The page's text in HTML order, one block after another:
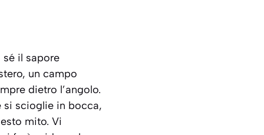
sé il sapore
un campo
dietro l’angolo.
si scioglie in bocca,
mito. Vi